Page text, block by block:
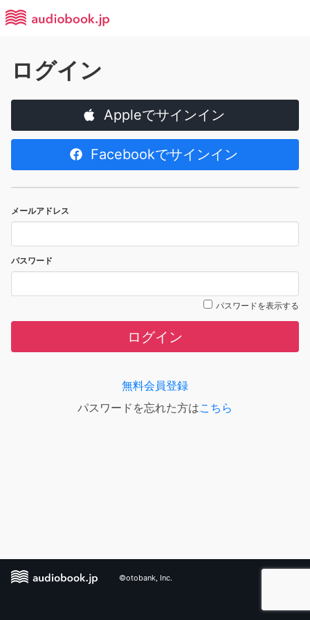
ログイン
Appleでサインイン
Facebookでサインイン
メールアドレス
パスワード
パスワードを表示する
ログイン
無料会員登録
パスワードを忘れた方はこちら
©otobank, Inc.